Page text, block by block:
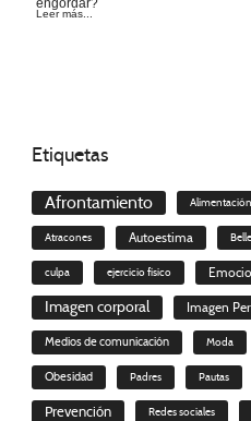
Leer más...
Etiquetas
Afrontamiento Alimentación
Atracones Autoestima
culpa ejercicio físico
Imagen corporal Imagen
Medios de comunicación Moda
Obesidad Padres Pautas
Prevención Redes sociales